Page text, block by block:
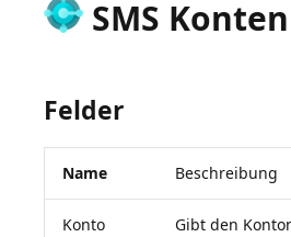
SMS Konten
Felder
Name Beschreibung
Konto
Gibt den